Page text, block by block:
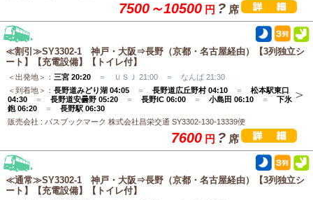
7500～10500 円 ? 席
≪割引≫SY3302-1 神戸・大阪⇒長野（京都・名古屋経由）【3列独立シ
ート】【充電設備】【トイレ付】
＜出発地＞： 三宮 20:20 ＝ ＵＳＪ 21:00 ＝ なんば 21:30
＜到着地＞： 長野道みどり湖 04:05 ＝ 長野道広丘野村 04:10 ＝ 松本駅東口
04:30 ＝ 長野道安曇野 05:20 ＝ 長野IC 06:00 ＝ 小島田 06:10 ＝ 下氷
鉋 06:20 ＝ 長野駅 06:30
販売会社 : バスブックマーク 株式会社昌栄交通 SY3302-130-13339便
7600 円 ? 席
≪通常≫SY3302-1 神戸・大阪⇒長野（京都・名古屋経由）【3列独立シ
ート】【充電設備】【トイレ付】